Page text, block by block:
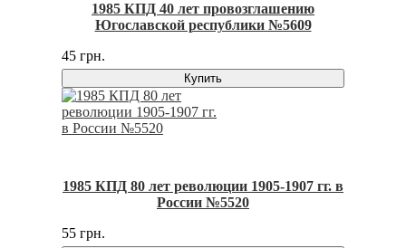
1985 КПД 40 лет провозглашению
Югославской республики №5609
45 грн.
Купить
1985 КПД 80 лет революции 1905-1907 гг. в
России №5520
55 грн.